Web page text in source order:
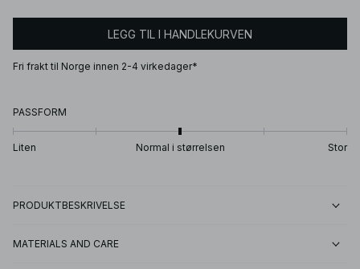
LEGG TIL I HANDLEKURVEN
Fri frakt til Norge innen 2-4 virkedager*
PASSFORM
Liten Normal i størrelsen Stor
PRODUKTBESKRIVELSE
MATERIALS AND CARE